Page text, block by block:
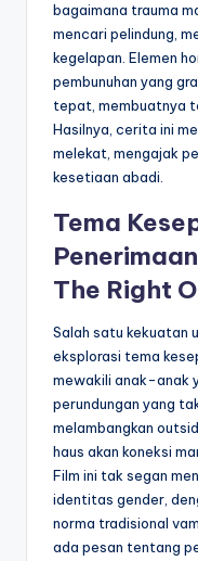
bagaimana trauma
mencari pelindung,
kegelapan. Elemen
pembunuhan yang
tepat, membuatnya
Hasilnya, cerita ini
melekat, mengajak
kesetiaan abadi.
Tema
The Right
Salah satu kekuatan
eksplorasi tema
mewakili anak-anak
perundungan yang
melambangkan
haus akan koneksi
Film ini tak segan
identitas gender,
norma tradisional
ada pesan tentang